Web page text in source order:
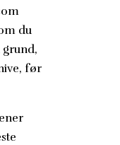
du
grund,
før